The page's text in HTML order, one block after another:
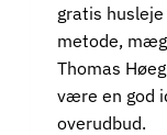
gratis
metode,
Thomas
være en god
overudbud.